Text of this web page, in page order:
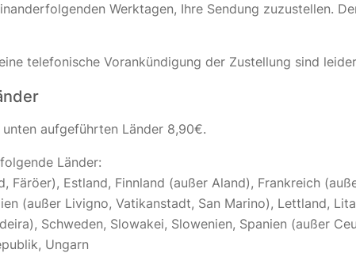
Werktagen, Ihre Sendung zuzustellen.
telefonische Vorankündigung der Zustellung sind
aufgeführten Länder 8,90€.
Länder:
Färöer), Estland, Finnland (außer Aland), Frankreich
(außer Livigno, Vatikanstadt, San Marino), Lettland,
Schweden, Slowakei, Slowenien, Spanien (außer
Ungarn